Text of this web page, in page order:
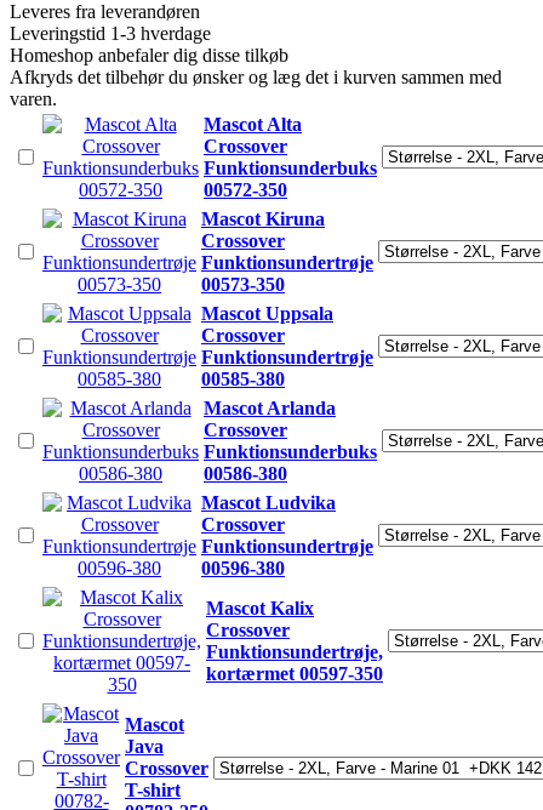
Leveres fra leverandøren
Leveringstid 1-3 hverdage
Homeshop anbefaler dig disse tilkøb
Afkryds det tilbehør du ønsker og læg det i kurven sammen med
varen.
Mascot Alta
Crossover
Funktionsunderbuks
00572-350
Mascot Kiruna
Crossover
Funktionsundertrøje
00573-350
Mascot Uppsala
Crossover
Funktionsundertrøje
00585-380
Mascot Arlanda
Crossover
Funktionsunderbuks
00586-380
Mascot Ludvika
Crossover
Funktionsundertrøje
00596-380
Mascot Kalix
Crossover
Funktionsundertrøje,
kortærmet 00597-350
Mascot
Java
Crossover
T-shirt